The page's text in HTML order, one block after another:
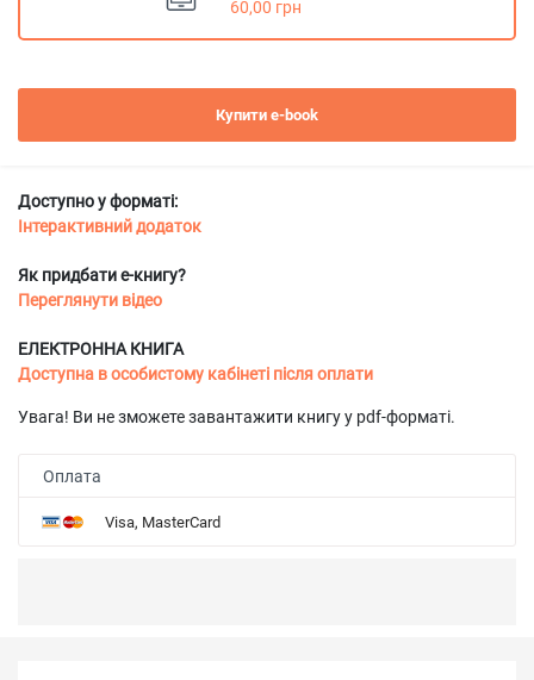
60,00 грн
Купити e-book
Доступно у форматі:
Інтерактивний додаток
Як придбати е-книгу?
Переглянути відео
ЕЛЕКТРОННА КНИГА
Доступна в особистому кабінеті після оплати
Увага! Ви не зможете завантажити книгу у pdf-форматі.
Оплата
Visa, MasterCard